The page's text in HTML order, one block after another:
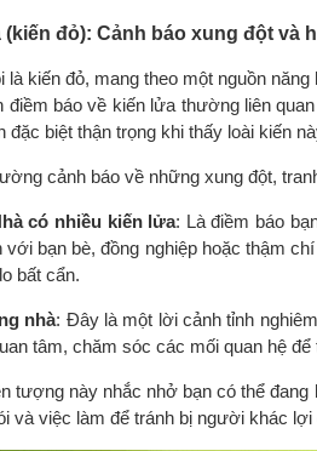
đỏ): Cảnh báo xung đột và
là kiến đỏ, mang theo một nguồn
điềm báo về kiến lửa thường liên
đặc biệt thận trọng khi thấy loài kiến
cảnh báo về những xung đột,
có nhiều kiến lửa: Là điềm báo
với bạn bè, đồng nghiệp hoặc thậm
bất cẩn.
nhà: Đây là một lời cảnh tỉnh
tâm, chăm sóc các mối quan hệ
tượng này nhắc nhở bạn có thể
và việc làm để tránh bị người khác lợi